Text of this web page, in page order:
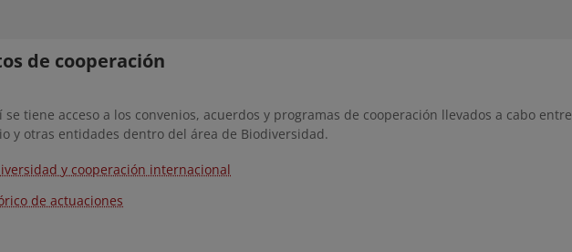
de cooperación
se tiene acceso a los convenios, acuerdos y programas de cooperación llevados a cabo entre
y otras entidades dentro del área de Biodiversidad.
y cooperación internacional
de actuaciones